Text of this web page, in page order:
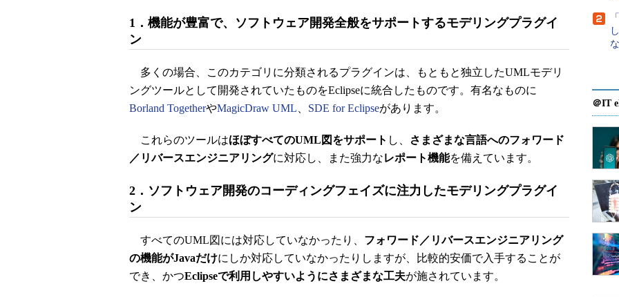
1．機能が豊富で、ソフトウェア開発全般をサポートするモデリングプラグイ
ン
多くの場合、このカテゴリに分類されるプラグインは、もともと独立したUMLモデリ
ングツールとして開発されていたものをEclipseに統合したものです。有名なものに
Borland TogetherやMagicDraw UML SDE for Eclipseがあります。
これらのツールはほぼすべてのUML図をサポート し、
さまざまな言語へのフォワード
／リバースエンジニアリングに対応し、また強力なレポート機能を備えています。
2．ソフトウェア開発のコーディングフェイズに注力したモデリングプラグイ
ン
すべてのUML図には対応していなかったり、 フォワード／リバースエンジニアリング
の機能がJavaだけにしか対応していなかったりしますが、比較的安価で入手することが
でき、かつEclipseで利用しやすいようにさまざまな工夫が施されています。
＠IT